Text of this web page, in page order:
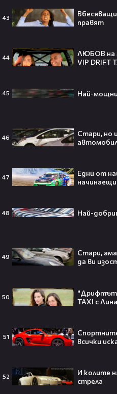
43
правят
44
ЛЮБОВ на
VIP DRIFT
45 Най-
46
Стари, но
47
Едни от
начинаещи
48 Най-
49
Стари,
да ви
50
"Дрифтът
TAXI с
51
всички
52
И колите
стрела
срещу
на новия
Защо
Любов
Мадука